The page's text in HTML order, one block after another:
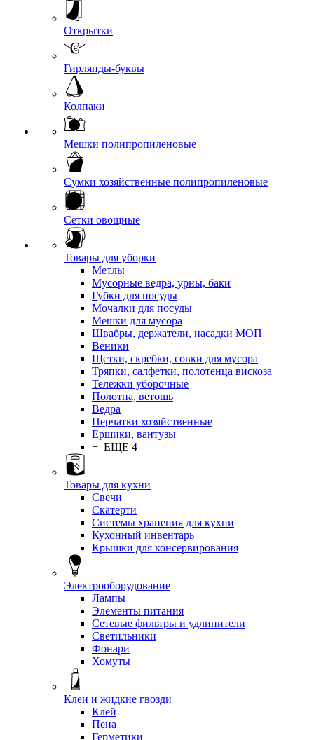
Открытки
Гирлянды-буквы
Колпаки
Мешки полипропиленовые
Сумки хозяйственные полипропиленовые
Сетки овощные
Товары для уборки
Метлы
Мусорные ведра, урны, баки
Губки для посуды
Мочалки для посуды
Мешки для мусора
Швабры, держатели, насадки МОП
Веники
Щетки, скребки, совки для мусора
Тряпки, салфетки, полотенца вискоза
Тележки уборочные
Полотна, ветошь
Ведра
Перчатки хозяйственные
Ершики, вантузы
+ ЕЩЕ 4
Товары для кухни
Свечи
Скатерти
Системы хранения для кухни
Кухонный инвентарь
Крышки для консервирования
Электрооборудование
Лампы
Элементы питания
Сетевые фильтры и удлинители
Светильники
Фонари
Хомуты
Клеи и жидкие гвозди
Клей
Пена
Герметики